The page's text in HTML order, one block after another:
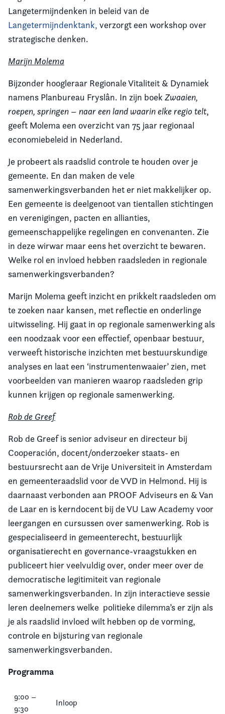
Langetermijndenken in beleid van de
Langetermijndenktank, verzorgt een workshop over
strategische denken.
Marijn Molema
Bijzonder hoogleraar Regionale Vitaliteit & Dynamiek
namens Planbureau Fryslân. In zijn boek Zwaaien,
roepen, springen – naar een land waarin elke regio telt,
geeft Molema een overzicht van 75 jaar regionaal
economiebeleid in Nederland.
Je probeert als raadslid controle te houden over je
gemeente. En dan maken de vele
samenwerkingsverbanden het er niet makkelijker op.
Een gemeente is deelgenoot van tientallen stichtingen
en verenigingen, pacten en allianties,
gemeenschappelijke regelingen en convenanten. Zie
in deze wirwar maar eens het overzicht te bewaren.
Welke rol en invloed hebben raadsleden in regionale
samenwerkingsverbanden?
Marijn Molema geeft inzicht en prikkelt raadsleden om
te zoeken naar kansen, met reflectie en onderlinge
uitwisseling. Hij gaat in op regionale samenwerking als
een noodzaak voor een effectief, openbaar bestuur,
verweeft historische inzichten met bestuurskundige
analyses en laat een ‘instrumentenwaaier’ zien, met
voorbeelden van manieren waarop raadsleden grip
kunnen krijgen op regionale samenwerking.
Rob de Greef
Rob de Greef is senior adviseur en directeur bij
Cooperación, docent/onderzoeker staats- en
bestuursrecht aan de Vrije Universiteit in Amsterdam
en gemeenteraadslid voor de VVD in Helmond. Hij is
daarnaast verbonden aan PROOF Adviseurs en & Van
de Laar en is kerndocent bij de VU Law Academy voor
leergangen en cursussen over samenwerking. Rob is
gespecialiseerd in gemeenterecht, bestuurlijk
organisatierecht en governance-vraagstukken en
publiceert hier veelvuldig over, onder meer over de
democratische legitimiteit van regionale
samenwerkingsverbanden. In zijn interactieve sessie
leren deelnemers welke politieke dilemma’s er zijn als
je als raadslid invloed wilt hebben op de vorming,
controle en bijsturing van regionale
samenwerkingsverbanden.
Programma
9:00 –
9:30
Inloop